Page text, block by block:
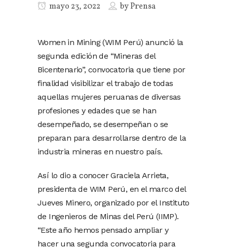
mayo 23, 2022 byPrensa
Women in Mining (WIM Perú) anunció la
segunda edición de “Mineras del
Bicentenario”, convocatoria que tiene por
finalidad visibilizar el trabajo de todas
aquellas mujeres peruanas de diversas
profesiones y edades que se han
desempeñado, se desempeñan o se
preparan para desarrollarse dentro de la
industria mineras en nuestro país.
Así lo dio a conocer Graciela Arrieta,
presidenta de WIM Perú, en el marco del
Jueves Minero, organizado por el Instituto
de Ingenieros de Minas del Perú (IIMP).
“Este año hemos pensado ampliar y
hacer una segunda convocatoria para